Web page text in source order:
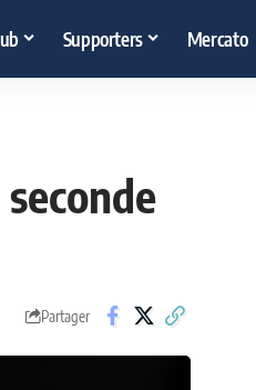
Supporters Mercato
Partager